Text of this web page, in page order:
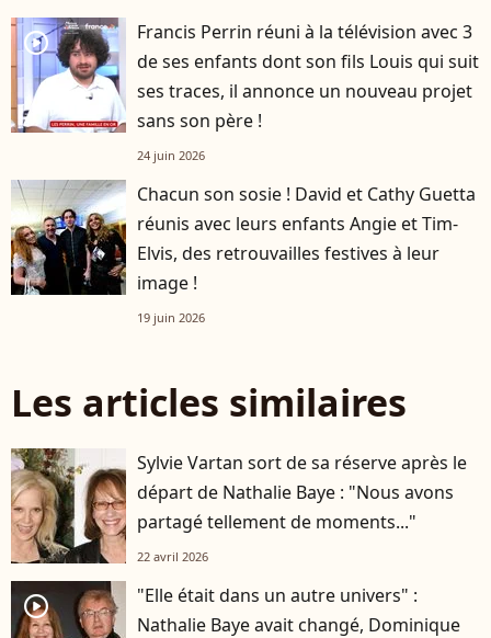
player2
Francis Perrin réuni à la télévision avec 3
de ses enfants dont son fils Louis qui suit
ses traces, il annonce un nouveau projet
sans son père !
24 juin 2026
Chacun son sosie ! David et Cathy Guetta
réunis avec leurs enfants Angie et Tim-
Elvis, des retrouvailles festives à leur
image !
19 juin 2026
Les articles similaires
Sylvie Vartan sort de sa réserve après le
départ de Nathalie Baye : "Nous avons
partagé tellement de moments..."
22 avril 2026
player2
"Elle était dans un autre univers" :
Nathalie Baye avait changé, Dominique